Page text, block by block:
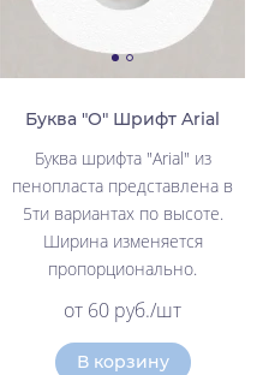
Буква "О" Шрифт Arial
Буква шрифта "Arial" из
пенопласта представлена в
5ти вариантах по высоте.
Ширина изменяется
пропорционально.
от 60 руб./шт
В корзину